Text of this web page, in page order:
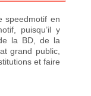
speedmotif en
puisqu’il y
la BD, de la
grand public,
et faire